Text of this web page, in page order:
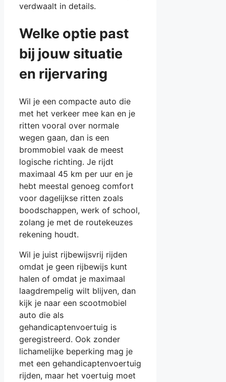
verdwaalt in details.
Welke optie past
bij jouw situatie
en rijervaring
Wil je een compacte auto die
met het verkeer mee kan en je
ritten vooral over normale
wegen gaan, dan is een
brommobiel vaak de meest
logische richting. Je rijdt
maximaal 45 km per uur en je
hebt meestal genoeg comfort
voor dagelijkse ritten zoals
boodschappen, werk of school,
zolang je met de routekeuzes
rekening houdt.
Wil je juist rijbewijsvrij rijden
omdat je geen rijbewijs kunt
halen of omdat je maximaal
laagdrempelig wilt blijven, dan
kijk je naar een scootmobiel
auto die als
gehandicaptenvoertuig is
geregistreerd. Ook zonder
lichamelijke beperking mag je
met een gehandicaptenvoertuig
rijden, maar het voertuig moet